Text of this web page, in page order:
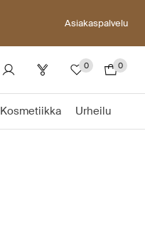
Asiakaspalvelu
0 0
Kosmetiikka Urheilu